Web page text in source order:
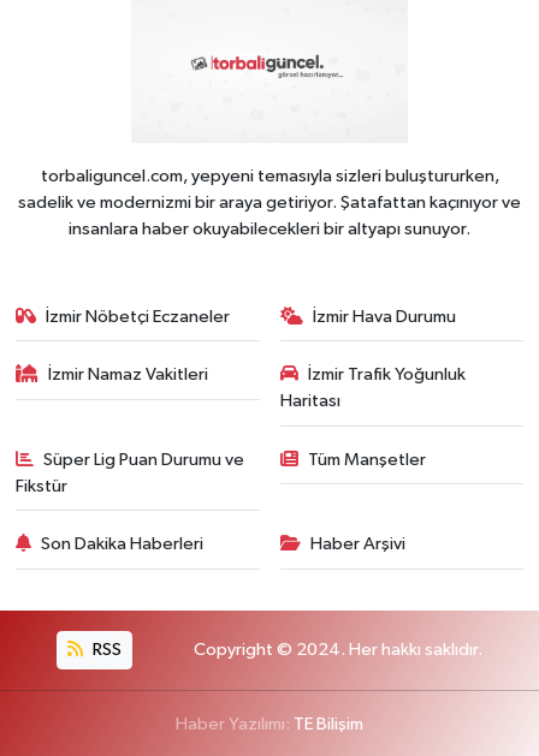
torbaliguncel.com, yepyeni temasıyla sizleri buluştururken,
sadelik ve modernizmi bir araya getiriyor. Şatafattan kaçınıyor ve
insanlara haber okuyabilecekleri bir altyapı sunuyor.
İzmir Nöbetçi Eczaneler İzmir Hava Durumu
İzmir Namaz Vakitleri
İzmir Trafik Yoğunluk
Haritası
Süper Lig Puan Durumu ve
Fikstür
Tüm Manşetler
Son Dakika Haberleri Haber Arşivi
RSS Copyright © 2024. Her hakkı saklıdır.
Haber Yazılımı: TE Bilişim